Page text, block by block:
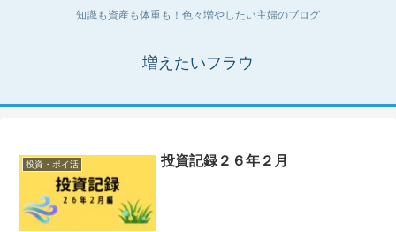
知識も資産も体重も！色々増やしたい主婦のブログ
増えたいフラウ
投資・ポイ活 投資記録２６年２月